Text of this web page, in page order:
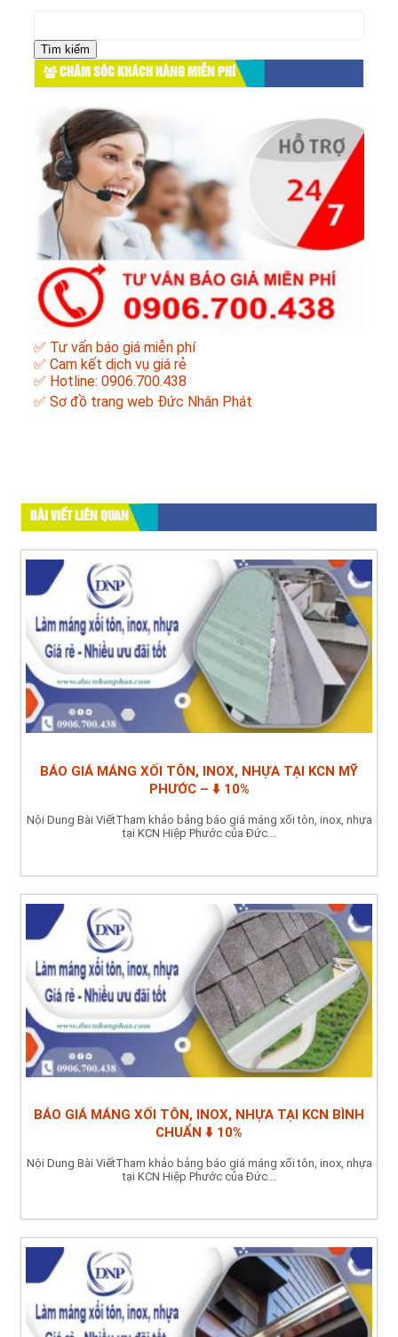
cho:
CHĂM SÓC KHÁCH HÀNG MIỄN PHÍ
✅ Tư vấn báo giá miễn phí
✅ Cam kết dịch vụ giá rẻ
✅ Hotline: 0906.700.438
✅ Sơ đồ trang web Đức Nhân Phát
BÀI VIẾT LIÊN QUAN
BÁO GIÁ MÁNG XỐI TÔN, INOX, NHỰA TẠI KCN MỸ
PHƯỚC – ⬇️ 10%
Nội Dung Bài ViếtTham khảo bảng báo giá máng xối tôn, inox, nhựa
tại KCN Hiệp Phước của Đức...
BÁO GIÁ MÁNG XỐI TÔN, INOX, NHỰA TẠI KCN BÌNH
CHUẨN ⬇️ 10%
Nội Dung Bài ViếtTham khảo bảng báo giá máng xối tôn, inox, nhựa
tại KCN Hiệp Phước của Đức...